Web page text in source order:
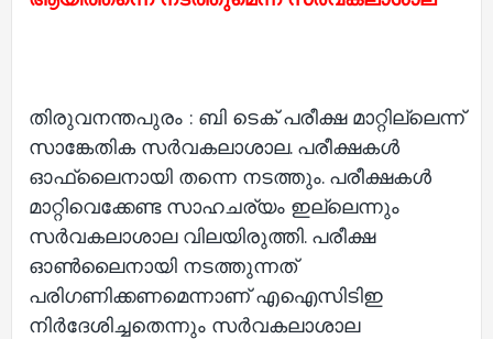
തിരുവനന്തപുരം : ബി ടെക് പരീക്ഷ മാറ്റില്ലെന്ന്
സാങ്കേതിക സര്‍വകലാശാല. പരീക്ഷകള്‍
ഓഫ്‌ലൈനായി തന്നെ നടത്തും. പരീക്ഷകള്‍
മാറ്റിവെക്കേണ്ട സാഹചര്യം ഇല്ലെന്നും
സര്‍വകലാശാല വിലയിരുത്തി. പരീക്ഷ
ഓണ്‍ലൈനായി നടത്തുന്നത്
പരിഗണിക്കണമെന്നാണ് എഐസിടിഇ
നിര്‍ദേശിച്ചതെന്നും സര്‍വകലാശാല